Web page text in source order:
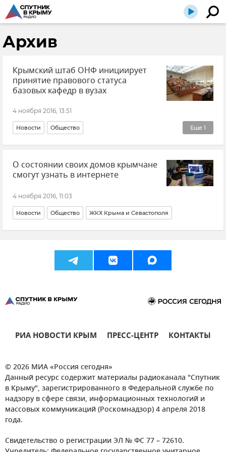
Архив
Крымский штаб ОНФ инициирует
принятие правового статуса
базовых кафедр в вузах
4 ноября 2016, 13:51
Еще 1
Новости Общество
Образование в Крыму и Севастополе
О состоянии своих домов крымчане
смогут узнать в интернете
4 ноября 2016, 11:03
Новости Общество ЖКХ Крыма и Севастополя
РИА НОВОСТИ КРЫМ ПРЕСС-ЦЕНТР КОНТАКТЫ
© 2026 МИА «Россия сегодня»
Данный ресурс содержит материалы радиоканала "Спутник
в Крыму", зарегистрированного в Федеральной службе по
надзору в сфере связи, информационных технологий и
массовых коммуникаций (Роскомнадзор) 4 апреля 2018
года.
Свидетельство о регистрации ЭЛ № ФС 77 – 72610.